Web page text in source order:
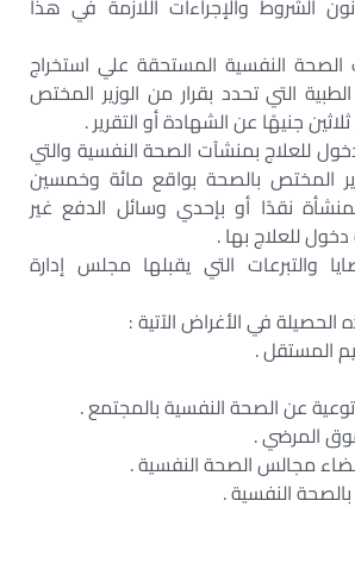
الشروط والإجراءات اللازمة في هذا
الصحة النفسية المستحقة علي استخراج
الطبية التي تحدد بقرار من الوزير المختص
جنيهًا عن الشهادة أو التقرير .
للعلاج بمنشآت الصحة النفسية والتي
المختص بالصحة بواقع مائة وخمسين
نقدًا أو بإحدي وسائل الدفع غير
للعلاج بها .
والتبرعات التي يقبلها مجلس إدارة
في الأغراض الآتية :